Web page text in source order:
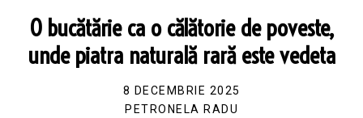
O bucătărie ca o călătorie de poveste,
unde piatra naturală rară este vedeta
8 DECEMBRIE 2025
PETRONELA RADU